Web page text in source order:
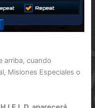
arriba, cuando
Misiones Especiales o